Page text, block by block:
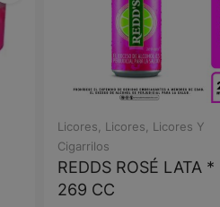
Licores Licores
Licores Y
Cigarrilos
REDDS ROSÉ LATA *
269 CC